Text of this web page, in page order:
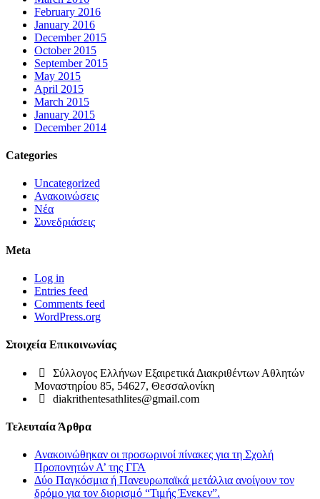
February 2016
January 2016
December 2015
October 2015
September 2015
May 2015
April 2015
March 2015
January 2015
December 2014
Categories
Uncategorized
Ανακοινώσεις
Νέα
Συνεδριάσεις
Meta
Log in
Entries feed
Comments feed
WordPress.org
Στοιχεία Επικοινωνίας
Σύλλογος Ελλήνων Εξαιρετικά Διακριθέντων Αθλητών
Μοναστηρίου 85, 54627, Θεσσαλονίκη
diakrithentesathlites@gmail.com
Τελευταία Άρθρα
Ανακοινώθηκαν οι προσωρινοί πίνακες για τη Σχολή
Προπονητών Α’ της ΓΓΑ
Δύο Παγκόσμια ή Πανευρωπαϊκά μετάλλια ανοίγουν τον
δρόμο για τον διορισμό “Τιμής Ένεκεν”.